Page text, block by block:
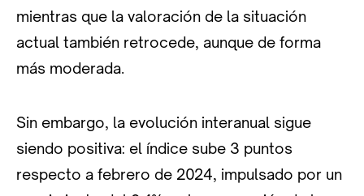
mientras que la valoración de la situación
actual también retrocede, aunque de forma
más moderada.
Sin embargo, la evolución interanual sigue
siendo positiva: el índice sube 3 puntos
respecto a febrero de 2024, impulsado por un